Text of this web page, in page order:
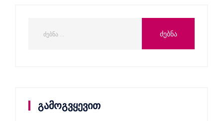
გამოგვყევით